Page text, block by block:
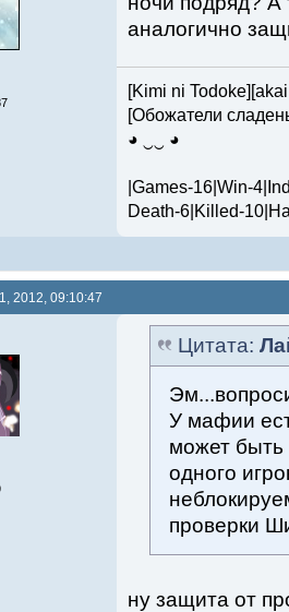
аналогично
[Kimi ni
[Обожатели
◕ ‿‿ ◕
|Games-16|Win-
Death-6|Killed-
2012, 09:10:47
Цитата:
У мафии
может быть
одного
проверки
ну защита от